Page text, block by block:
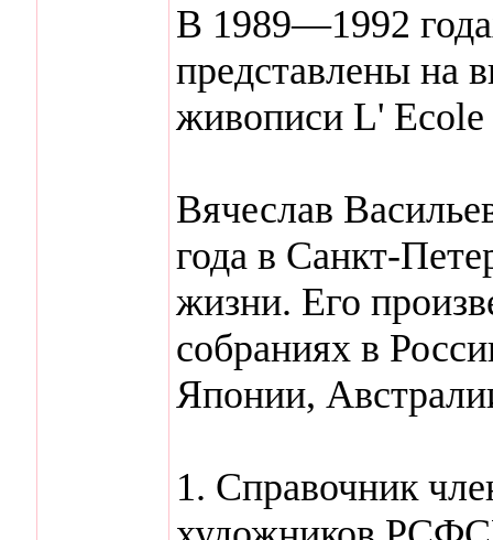
В 1989—1992
представлены на
живописи L'
Вячеслав
года в Санкт-
жизни. Его
собраниях в
Японии,
1. Справочник